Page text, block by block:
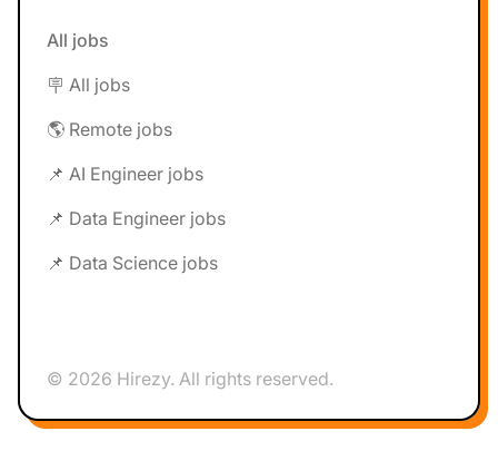
All jobs
🪧 All jobs
🌎 Remote jobs
📌 AI Engineer jobs
📌 Data Engineer jobs
📌 Data Science jobs
© 2026 Hirezy. All rights reserved.